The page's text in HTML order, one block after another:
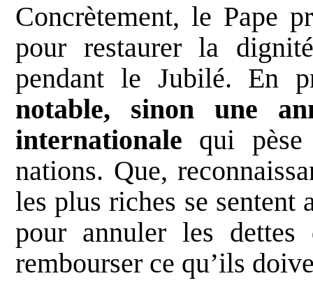
Concrètement, le Pape
pour restaurer la
pendant le Jubilé. En
notable, sinon une
internationale qui
nations. Que,
les plus riches se sentent
pour annuler les
rembourser ce qu’ils